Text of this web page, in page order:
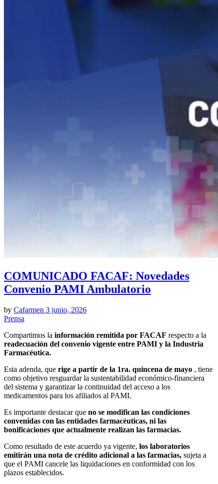
COMUNICADO FACAF: Novedades
Convenio PAMI Ambulatorio
by Cafarmen 3 junio, 2026
Prensa
Compartimos la información remitida por FACAF respecto a la
readecuación del convenio vigente entre PAMI y la Industria
Farmacéutica.
Esta adenda, que rige a partir de la 1ra. quincena de mayo , tiene
como objetivo resguardar la sustentabilidad económico-financiera
del sistema y garantizar la continuidad del acceso a los
medicamentos para los afiliados al PAMI.
Es importante destacar que no se modifican las condiciones
convenidas con las entidades farmacéuticas, ni las
bonificaciones que actualmente realizan las farmacias.
Como resultado de este acuerdo ya vigente, los laboratorios
emitirán una nota de crédito adicional a las farmacias, sujeta a
que el PAMI cancele las liquidaciones en conformidad con los
plazos establecidos.